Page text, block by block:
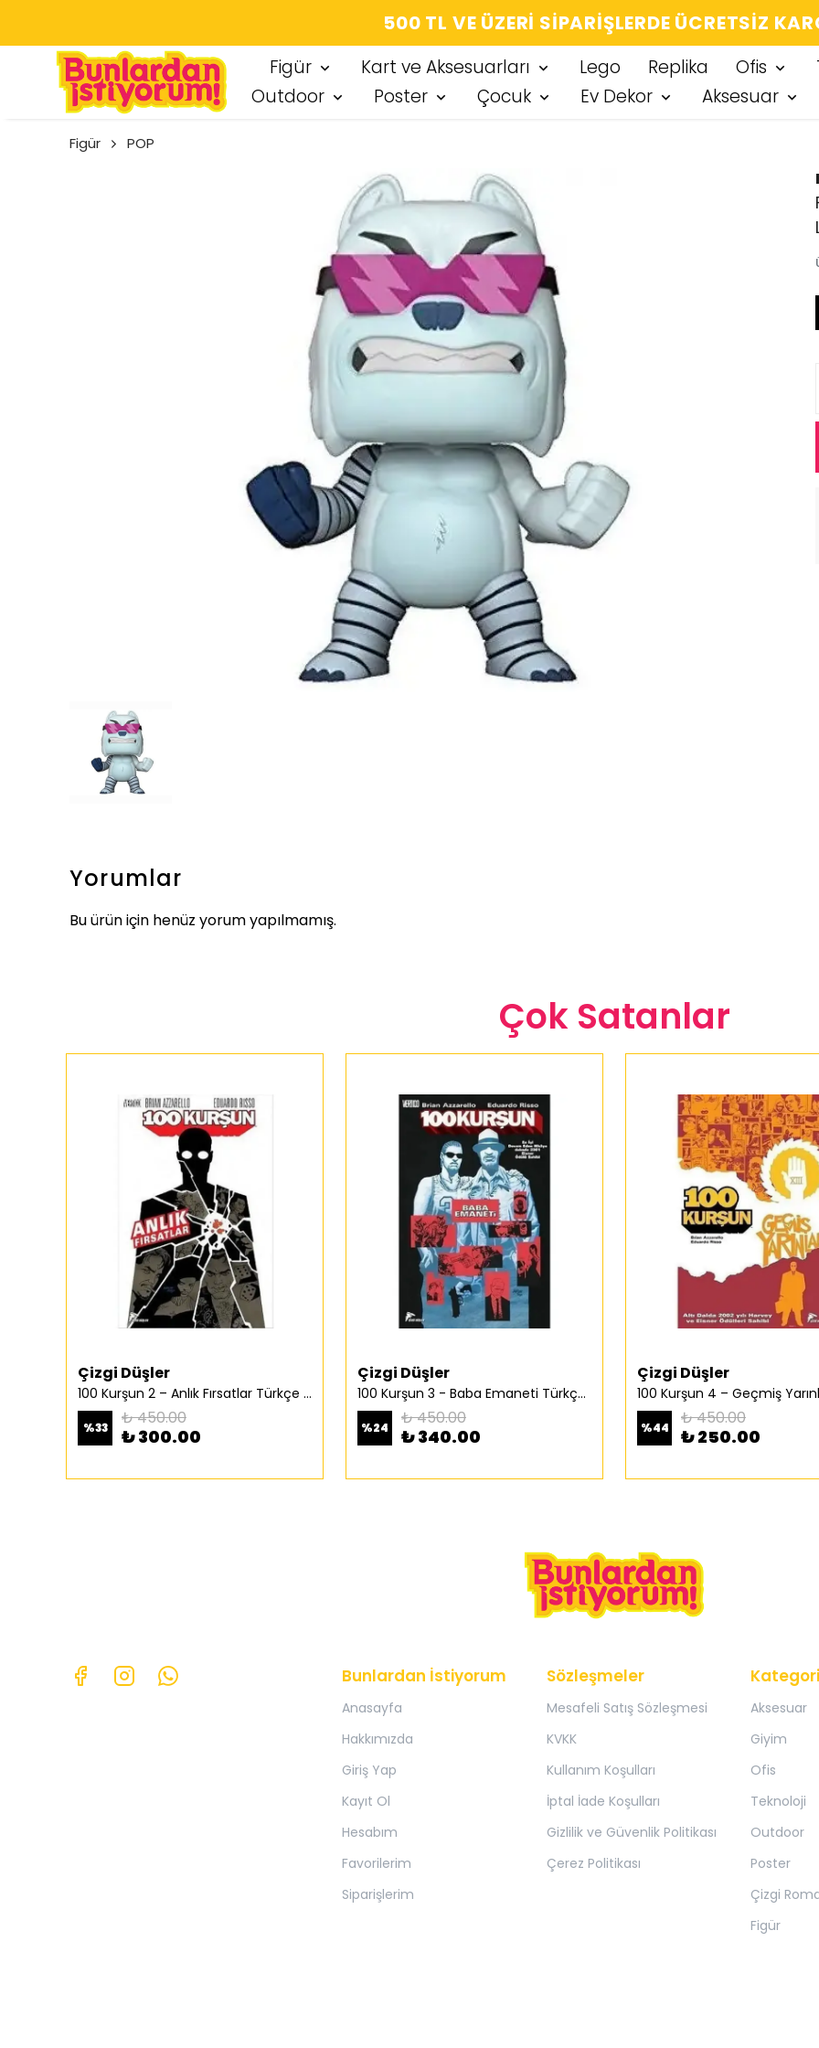
SEÇTIĞIN HER ÜRÜN, TARZINA DAIR KÜÇÜK BIR
Figür Kart ve Aksesuarları Lego Replika Ofis
Outdoor
Poster Çocuk Ev Dekor Aksesuar
Figür POP
Yorumlar
Bu ürün için henüz yorum yapılmamış.
Çok Satanlar
Çizgi Düşler
100 Kurşun 2 – Anlık Fırsatlar Türkçe Çizgi Roman
%33 ₺ 450.00
₺ 300.00
Çizgi Düşler
100 Kurşun 3 - Baba Emaneti Türkçe Çizgi Roman
%24 ₺ 450.00
₺ 340.00
Çizgi Düşler
%44 ₺ 450.00
₺ 250.00
Bunlardan İstiyorum
Anasayfa
Hakkımızda
Giriş Yap
Kayıt Ol
Hesabım
Favorilerim
Siparişlerim
Sözleşmeler
Mesafeli Satış Sözleşmesi
KVKK
Kullanım Koşulları
İptal İade Koşulları
Gizlilik ve Güvenlik Politikası
Çerez Politikası
Aksesuar
Giyim
Ofis
Teknoloji
Outdoor
Poster
Çizgi
Figür